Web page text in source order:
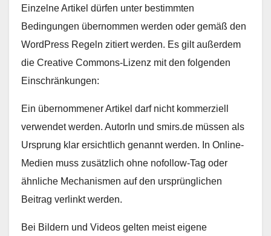
Einzelne Artikel dürfen unter bestimmten
Bedingungen übernommen werden oder gemäß den
WordPress Regeln zitiert werden. Es gilt außerdem
die Creative Commons-Lizenz mit den folgenden
Einschränkungen:
Ein übernommener Artikel darf nicht kommerziell
verwendet werden. AutorIn und smirs.de müssen als
Ursprung klar ersichtlich genannt werden. In Online-
Medien muss zusätzlich ohne nofollow-Tag oder
ähnliche Mechanismen auf den ursprünglichen
Beitrag verlinkt werden.
Bei Bildern und Videos gelten meist eigene